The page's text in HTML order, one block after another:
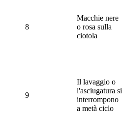
8
Macchie nere
o rosa sulla
ciotola
9
Il lavaggio o
l'asciugatura si
interrompono
a metà ciclo